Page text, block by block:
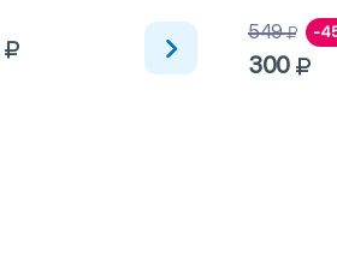
549 -
300